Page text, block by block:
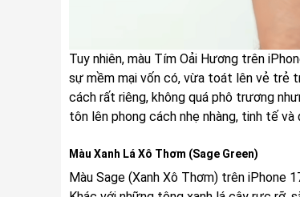
Tuy nhiên, màu Tím Oải Hương trên
sự mềm mại vốn có, vừa toát lên vẻ trẻ
cách rất riêng, không quá phô trương
tôn lên phong cách nhẹ nhàng, tinh tế
Màu Xanh Lá Xô Thơm (Sage Green)
Màu Sage (Xanh Xô Thơm) trên iPhone